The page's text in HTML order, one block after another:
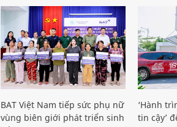
BAT Việt Nam tiếp sức phụ nữ
vùng biên giới phát triển sinh
‘Hành
tin cậy’